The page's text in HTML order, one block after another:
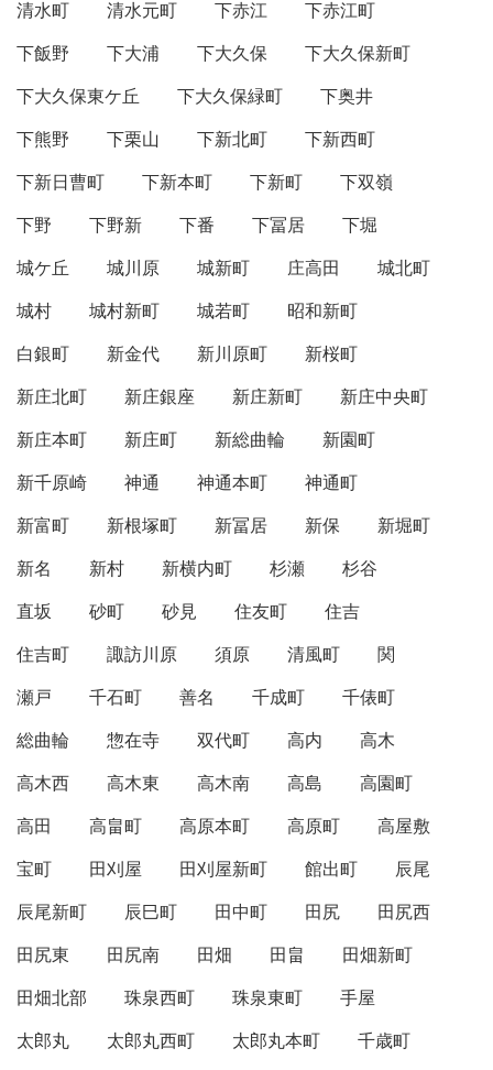
清水町
清水元町 下赤江
下赤江町
下飯野
下大浦 下大久保
下大久保新町
下大久保東ケ丘
下大久保緑町
下奥井
下熊野
下栗山 下新北町
下新西町
下新日曹町
下新本町 下新町
下双嶺
下野
下野新 下番 下冨居
下堀
城ケ丘
城川原 城新町 庄高田
城北町
城村
城村新町 城若町
昭和新町
白銀町
新金代 新川原町
新桜町
新庄北町
新庄銀座 新庄新町
新庄中央町
新庄本町
新庄町 新総曲輪
新園町
新千原崎
神通 神通本町
神通町
新富町
新根塚町 新冨居 新保
新堀町
新名
新村 新横内町 杉瀬
杉谷
直坂
砂町 砂見 住友町
住吉
住吉町
諏訪川原 須原 清風町
関
瀬戸
千石町 善名 千成町
千俵町
総曲輪
惣在寺 双代町 高内
高木
高木西
高木東 高木南 高島
高園町
高田
高畠町 高原本町 高原町
高屋敷
宝町
田刈屋 田刈屋新町 館出町
辰尾
辰尾新町
辰巳町 田中町 田尻
田尻西
田尻東
田尻南 田畑 田畠
田畑新町
田畑北部
珠泉西町 珠泉東町
手屋
太郎丸
太郎丸西町 太郎丸本町
千歳町